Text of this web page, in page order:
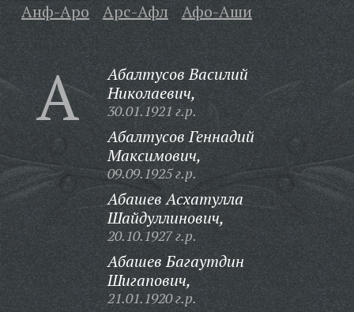
Анф-Аро
Арс-Афл Афо-Аши
А
Абалтусов Василий
Николаевич,
30.01.1921 г.р.
Абалтусов Геннадий
Максимович,
09.09.1925 г.р.
Абашев Асхатулла
Шайдуллинович,
20.10.1927 г.р.
Абашев Багаутдин
Шигапович,
21.01.1920 г.р.